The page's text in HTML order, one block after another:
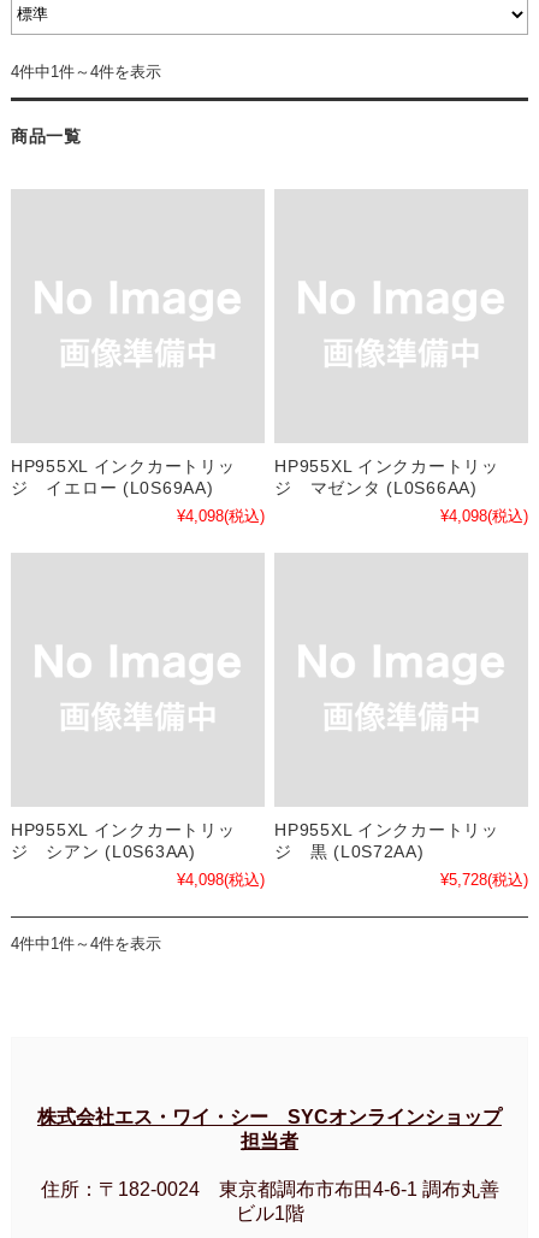
4件中1件～4件を表示
商品一覧
HP955XL インクカートリッ
ジ イエロー (L0S69AA)
¥4,098(税込)
HP955XL インクカートリッ
ジ マゼンタ (L0S66AA)
¥4,098(税込)
HP955XL インクカートリッ
ジ シアン (L0S63AA)
¥4,098(税込)
HP955XL インクカートリッ
ジ 黒 (L0S72AA)
¥5,728(税込)
4件中1件～4件を表示
株式会社エス・ワイ・シー SYCオンラインショップ
担当者
住所：〒182-0024 東京都調布市布田4-6-1 調布丸善
ビル1階